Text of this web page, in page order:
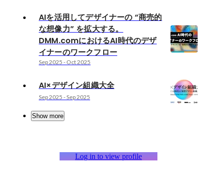
AIを活用してデザイナーの “商売的
な想像力” を拡大する。
DMM.comにおけるAI時代のデザ
イナーのワークフロー
Sep 2025 - Oct 2025
AI×デザイン組織大全
Sep 2025 -Sep 2025
Show more
Log in to view profile